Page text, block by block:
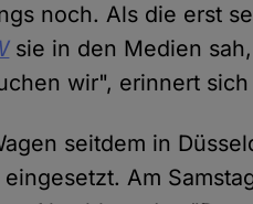
noch. Als die erst
sie in den Medien
wir", erinnert sich
seitdem in
Am